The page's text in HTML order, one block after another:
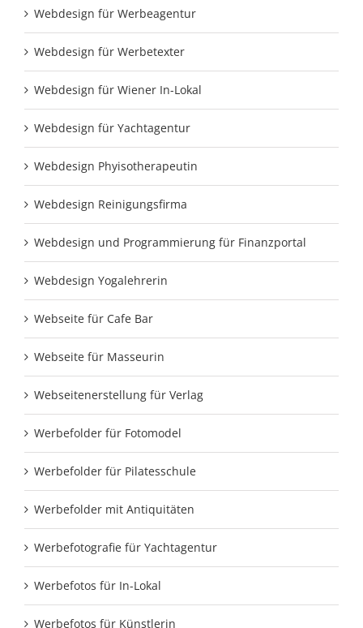
Webdesign für Werbeagentur
Webdesign für Werbetexter
Webdesign für Wiener In-Lokal
Webdesign für Yachtagentur
Webdesign Phyisotherapeutin
Webdesign Reinigungsfirma
Webdesign und Programmierung für Finanzportal
Webdesign Yogalehrerin
Webseite für Cafe Bar
Webseite für Masseurin
Webseitenerstellung für Verlag
Werbefolder für Fotomodel
Werbefolder für Pilatesschule
Werbefolder mit Antiquitäten
Werbefotografie für Yachtagentur
Werbefotos für In-Lokal
Werbefotos für Künstlerin